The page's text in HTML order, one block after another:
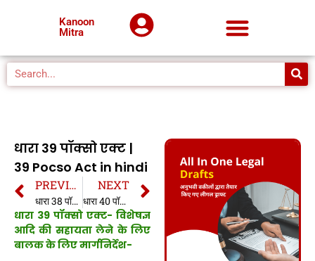
Kanoon
Mitra
धारा 39 पॉक्सो एक्ट |
39 Pocso Act in hindi
PREVIOUS
धारा 38 पॉक्सो एक्ट | 38 Pocso Act in hindi
NEXT
धारा 40 पॉक्सो एक्ट | 40 Pocso Act in hindi
धारा 39 पॉक्सो एक्ट- विशेषज्ञ
आदि की सहायता लेने के लिए
बालक के लिए मार्गनिर्देश-